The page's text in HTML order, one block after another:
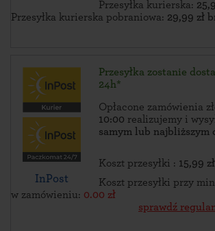
Przesyłka kurierska:
Przesyłka kurierska pobraniowa: 29,99 zł
InPost
Przesyłka zostanie
24h*
Opłacone zamówienia
10:00 realizujemy i
samym lub najbliższym
Koszt przesyłki : 15,99
Koszt przesyłki przy
w zamówieniu: 0.00 zł
sprawdź